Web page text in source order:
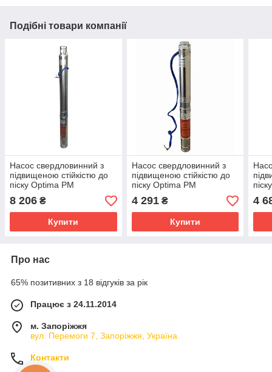
Подібні товари компанії
Насос свердловинний з
підвищеною стійкістю до
піску Optima PM
3.5SDm3/18 0.95 кВт112м
+ 1.5 м кабель
8 206 ₴
Купити
Насос свердловинний з
підвищеною стійкістю до
піску Optima PM
3SDm2.5/7 0.25 кВт 35 м +
1.5 м кабель
4 291₴
Купити
+
4
Про нас
65% позитивних з 18 відгуків за рік
Працює з 24.11.2014
м. Запоріжжя
вул. Перемоги 7, Запоріжжя, Україна
Контакти